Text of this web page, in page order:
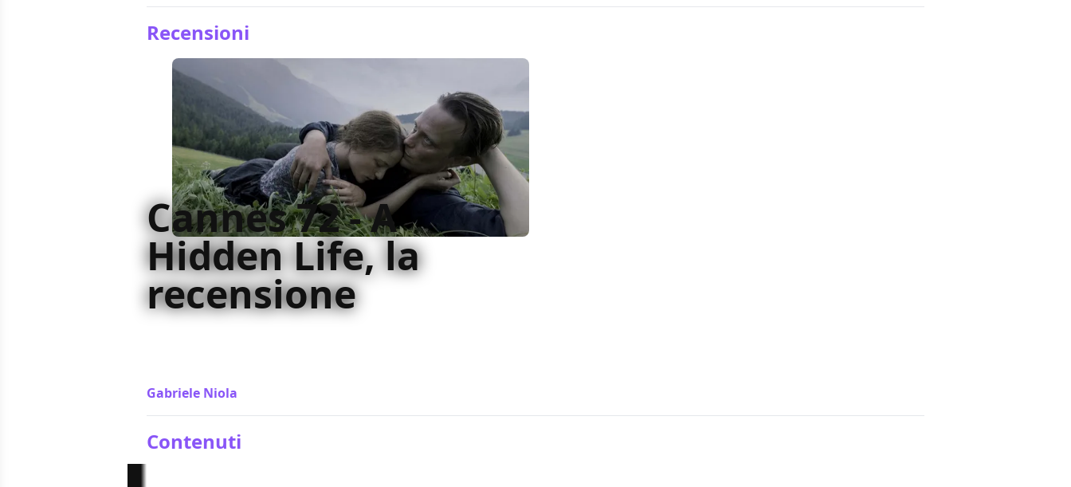
Recensioni
Cannes 72 - A
Hidden Life, la
recensione
Gabriele Niola
Contenuti